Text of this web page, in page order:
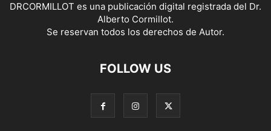
DRCORMILLOT es una publicación digital registrada del Dr.
Alberto Cormillot.
Se reservan todos los derechos de Autor.
FOLLOW US